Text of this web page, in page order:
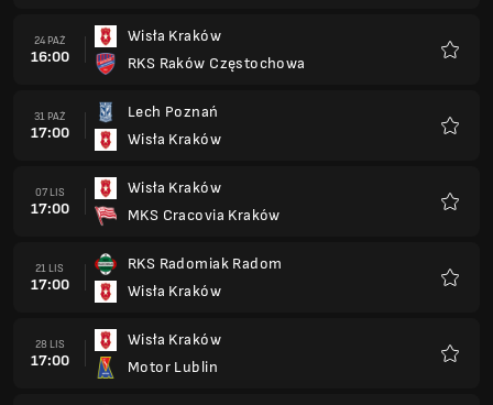
24 PAŹ
16:00
Wisła Kraków
RKS Raków Częstochowa
31 PAŹ
17:00
Lech Poznań
Wisła Kraków
07 LIS
17:00
Wisła Kraków
MKS Cracovia Kraków
21 LIS
17:00
RKS Radomiak Radom
Wisła Kraków
28 LIS
17:00
Wisła Kraków
Motor Lublin